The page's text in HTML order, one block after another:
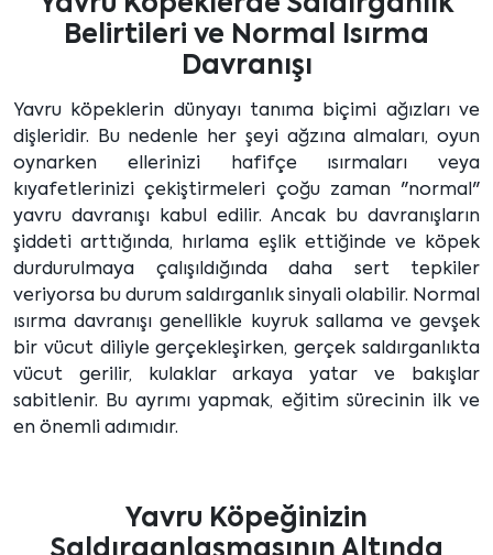
Belirtileri ve Normal Isırma
Davranışı
Yavru köpeklerin dünyayı tanıma biçimi ağızları ve
dişleridir. Bu nedenle her şeyi ağzına almaları, oyun
oynarken ellerinizi hafifçe ısırmaları veya
kıyafetlerinizi çekiştirmeleri çoğu zaman "normal"
yavru davranışı kabul edilir. Ancak bu davranışların
şiddeti arttığında, hırlama eşlik ettiğinde ve köpek
durdurulmaya çalışıldığında daha sert tepkiler
veriyorsa bu durum saldırganlık sinyali olabilir. Normal
ısırma davranışı genellikle kuyruk sallama ve gevşek
bir vücut diliyle gerçekleşirken, gerçek saldırganlıkta
vücut gerilir, kulaklar arkaya yatar ve bakışlar
sabitlenir. Bu ayrımı yapmak, eğitim sürecinin ilk ve
en önemli adımıdır.
Yavru Köpeğinizin